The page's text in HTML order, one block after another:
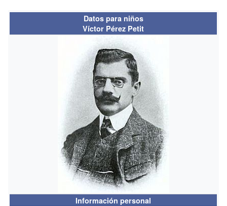
Datos para niños
Víctor Pérez Petit
Información personal